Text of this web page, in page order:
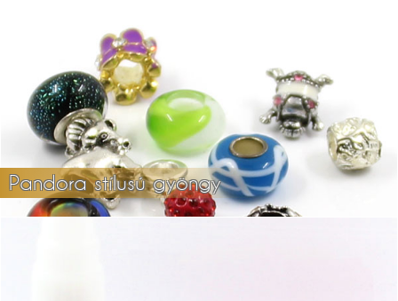
Pandora stílusú gyöngy